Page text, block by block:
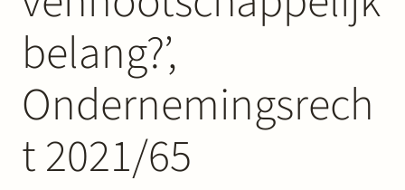
belang?’,
Ondernemingsrech
t 2021/65